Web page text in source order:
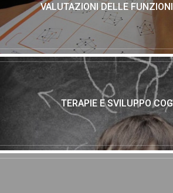
VALUTAZIONI DELLE
TERAPIE E SVILUPPO